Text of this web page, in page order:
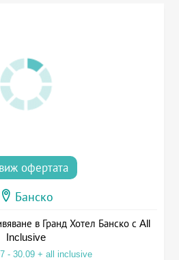
виж офертата
Банско
в Гранд Хотел Банско с All
Inclusive
- 30.09 + all inclusive